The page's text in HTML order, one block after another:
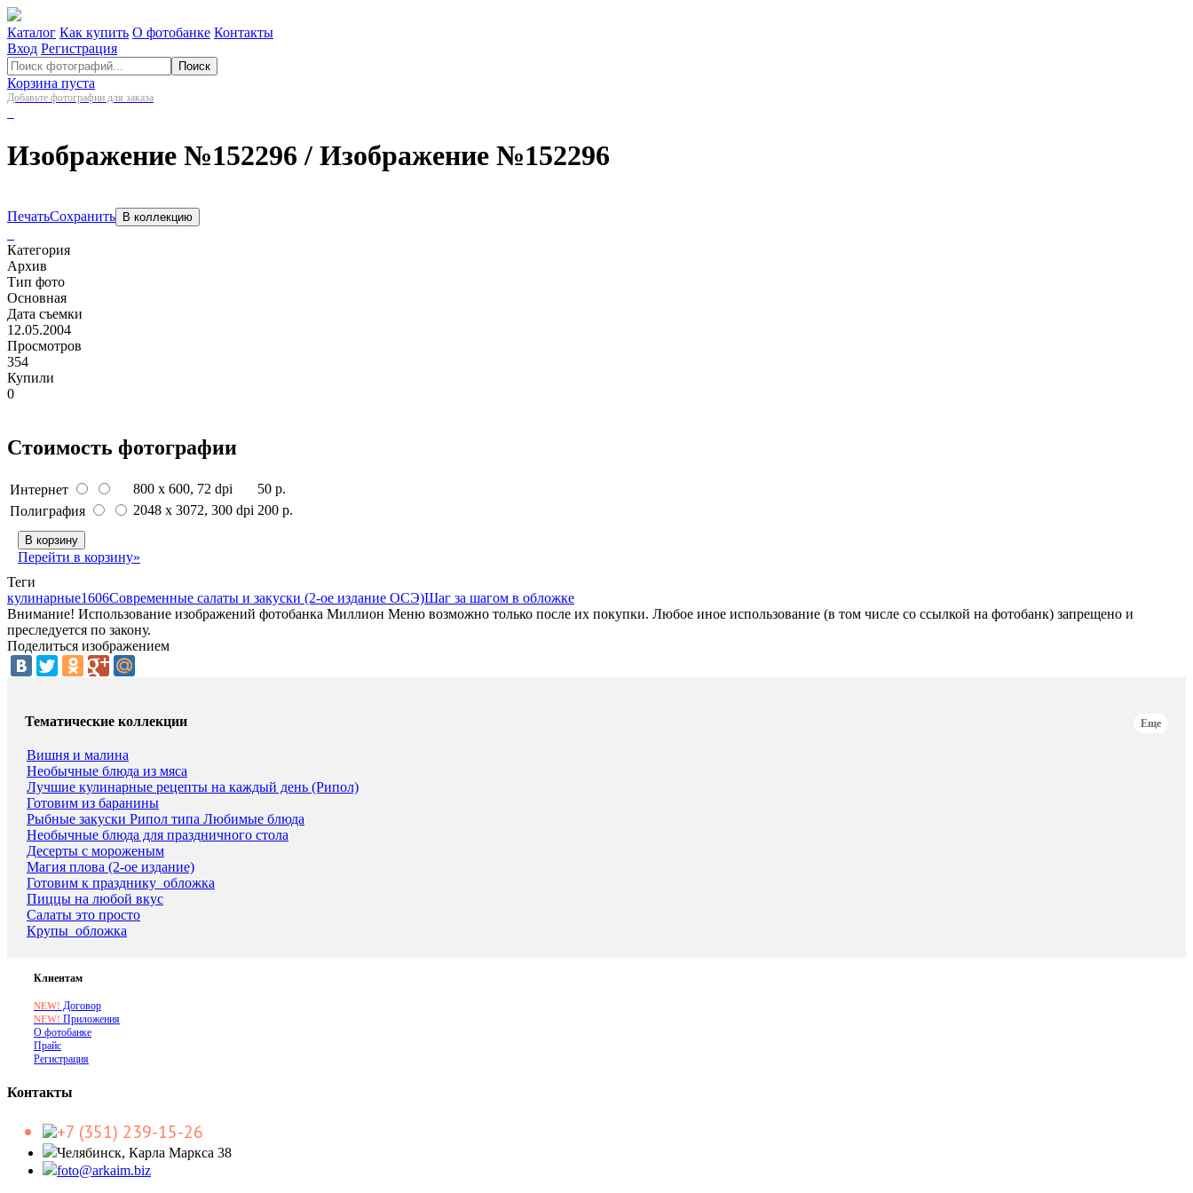
Каталог Как купить О фотобанке Контакты
Вход Регистрация
Поиск
Корзина пуста
Добавьте фотографии для заказа
Изображение №152296/ Изображение №152296
ПечатьСохранить В коллекцию
Категория
Архив
Тип фото
Основная
Дата съемки
12.05.2004
Просмотров
354
Купили
0
Стоимость фотографии
Интернет 800 x 600, 72 dpi
50 р.
Полиграфия
2048 x 3072, 300 dpi 200 р.
В корзину
Перейти в корзину»
Теги
кулинарные1606Современные салаты и закуски (2-ое издание ОСЭ)Шаг за шагом в обложке
Внимание! Использование изображений фотобанка Миллион Меню возможно только после их покупки. Любое иное использование (в том числе со ссылкой на фотобанк) запрещено и
преследуется по закону.
Поделиться изображением
Тематические коллекции Еще
Вишня и малина
Необычные блюда из мяса
Лучшие кулинарные рецепты на каждый день (Рипол)
Готовим из баранины
Рыбные закуски Рипол типа Любимые блюда
Необычные блюда для праздничного стола
Десерты с мороженым
Магия плова (2-ое издание)
Готовим к празднику_обложка
Пиццы на любой вкус
Салаты это просто
Крупы_обложка
Клиентам
NEW! Договор
NEW! Приложения
О фотобанке
Прайс
Регистрация
Контакты
+7 (351) 239-15-26
Челябинск, Карла Маркса 38
foto@arkaim.biz